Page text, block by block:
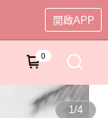
開啟APP
0
1/4